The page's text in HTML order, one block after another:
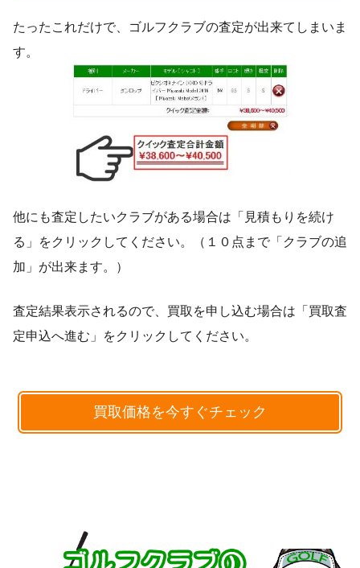
たったこれだけで、ゴルフクラブの査定が出来てしまいま
す。
他にも査定したいクラブがある場合は「見積もりを続け
る」をクリックしてください。（１０点まで「クラブの追
加」が出来ます。）
査定結果表示されるので、買取を申し込む場合は「買取査
定申込へ進む」をクリックしてください。
買取価格を今すぐチェック